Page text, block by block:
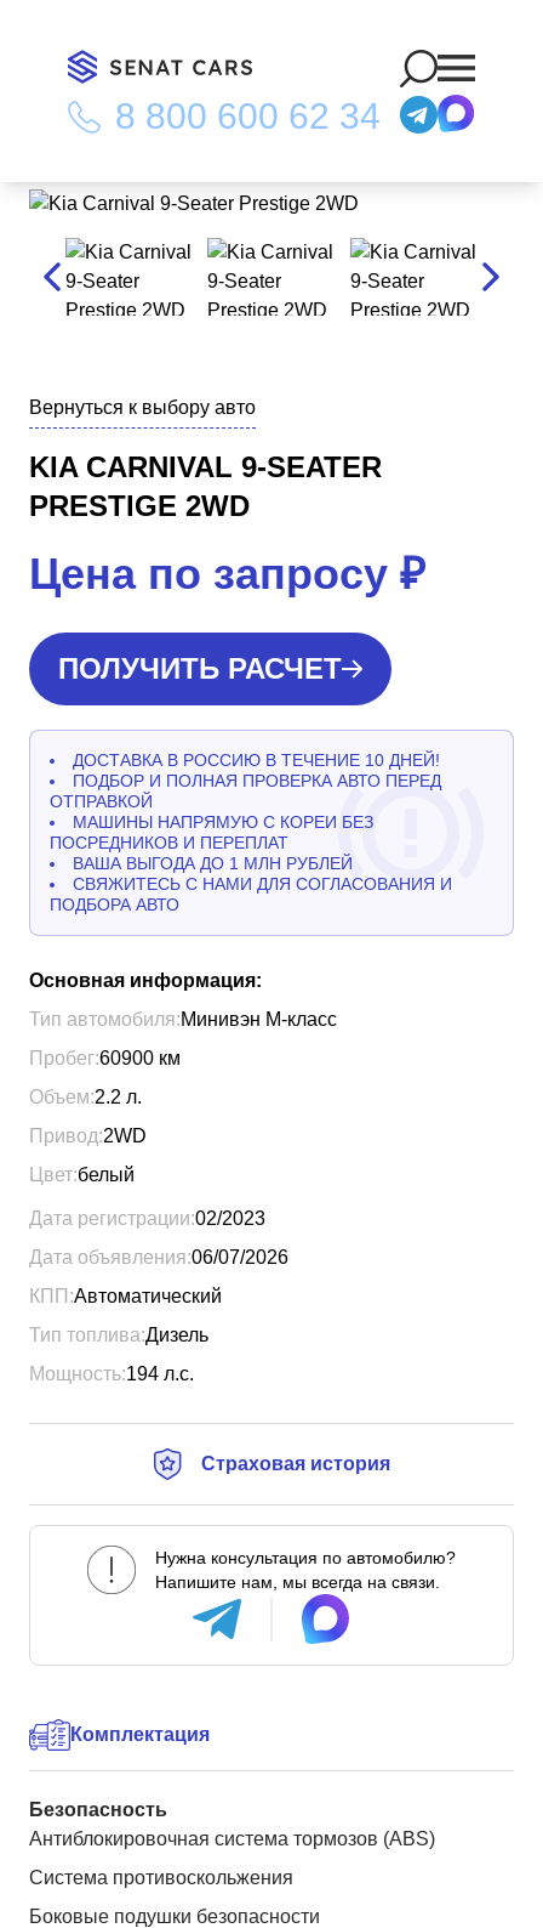
8 800 600 62 34
Главная Каталог/Kia Carnival 9-Seater Prestige 2WD
Вернуться к выбору авто
KIA CARNIVAL 9-SEATER
PRESTIGE 2WD
Цена по запросу ₽
ПОЛУЧИТЬ РАСЧЕТ
ДОСТАВКА В РОССИЮ В ТЕЧЕНИЕ 10 ДНЕЙ!
ПОДБОР И ПОЛНАЯ ПРОВЕРКА АВТО ПЕРЕД
ОТПРАВКОЙ
МАШИНЫ НАПРЯМУЮ С КОРЕИ БЕЗ
ПОСРЕДНИКОВ И ПЕРЕПЛАТ
ВАША ВЫГОДА ДО 1 МЛН РУБЛЕЙ
СВЯЖИТЕСЬ С НАМИ ДЛЯ СОГЛАСОВАНИЯ И
ПОДБОРА АВТО
Основная информация:
Тип автомобиля:Минивэн М-класс
Пробег:60900 км
Объем:2.2 л.
Привод:2WD
Цвет:белый
Дата регистрации:02/2023
Дата объявления:06/07/2026
КПП:Автоматический
Тип топлива:Дизель
Мощность:194 л.с.
Страховая история
Нужна консультация по автомобилю?
Напишите нам, мы всегда на связи.
Комплектация
Безопасность
Антиблокировочная система тормозов (ABS)
Система противоскольжения
Боковые подушки безопасности